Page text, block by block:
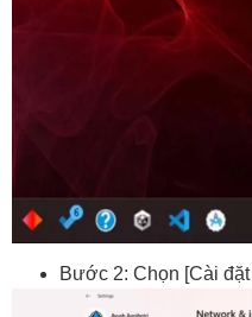
Bước 2: Chọn [Cài